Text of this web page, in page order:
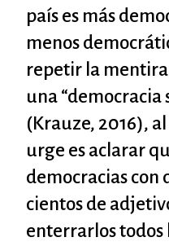
país es más
menos
repetir la
una “democracia
(Krauze, 2016),
urge es aclarar
democracias con
cientos de
enterrarlos todos